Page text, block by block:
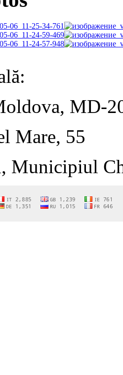
MD-
Mare, 55
Municipiul